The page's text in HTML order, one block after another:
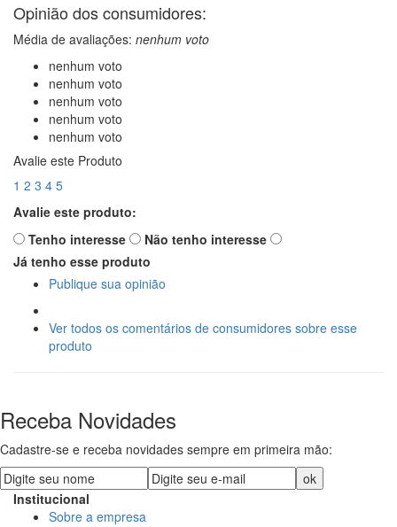
Opinião dos consumidores:
Média de avaliações: nenhum voto
nenhum voto
nenhum voto
nenhum voto
nenhum voto
nenhum voto
Avalie este Produto
1 2 3 4 5
Avalie este produto:
Tenho interesse
Não tenho interesse
Já tenho esse produto
Publique sua opinião
Ver todos os comentários de consumidores sobre esse
produto
Receba Novidades
Cadastre-se e receba novidades sempre em primeira mão:
Institucional
Sobre a empresa